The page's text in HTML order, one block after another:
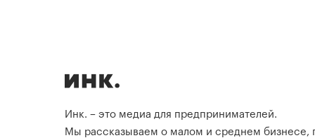
Инк. – это медиа для предпринимателей.
Мы рассказываем о малом и среднем бизнесе,